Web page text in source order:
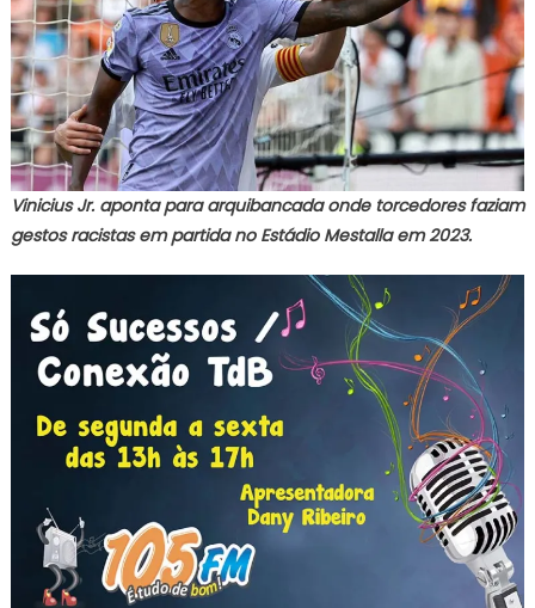
Vinicius Jr. aponta para arquibancada onde torcedores faziam
gestos racistas em partida no Estádio Mestalla em 2023.